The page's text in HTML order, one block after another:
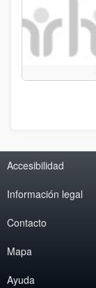
Accesibilidad
Información legal
Contacto
Mapa
Ayuda